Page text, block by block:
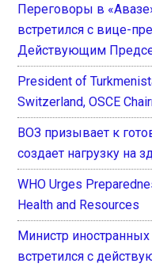
Переговоры в
встретился с вице-
Действующим
President of
Switzerland, OSCE
ВОЗ призывает к
создает нагрузку на
WHO Urges
Health and Resources
Министр
встретился с